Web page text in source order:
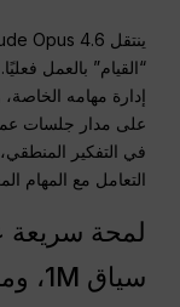
“القيام” بالعمل
إدارة مهامه الخاصة،
التعامل مع المهام
لمحة سريعة
سياق 1M، ومخرجات 128K، وتفكير تكيّفي